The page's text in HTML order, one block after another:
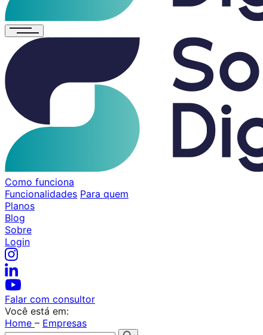
Como funciona
Funcionalidades Para quem
Planos
Blog
Sobre
Login
Falar com consultor
Você está em:
Home – Empresas